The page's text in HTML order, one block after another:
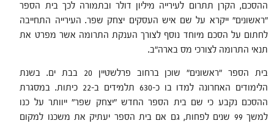
ההסכם, הקרן תתרום לעירייה מיליון דולר ובתמורה לכך בית הספר
"ראשונים" ייקרא על שם איש העסקים יצחק שפר. העירייה התחייבה
לחתום על הסכם מיוחד נוסף לצורך הענקת התרומה אשר מפרט את
תנאי התרומה לצורכי מס בארה"ב.
בית הספר "ראשונים" שוכן ברחוב פרלשטיין 20 בבת ים. בשנת
הלימודים האחרונה למדו בו כ-630 תלמידים ב-22 כיתות. במסגרת
ההסכם נקבע כי שם בית הספר החדש "יצחק שפר" ייוותר על כנו
למשך 99 שנים לפחות, גם אם בית הספר יעתיק את משכנו למקום